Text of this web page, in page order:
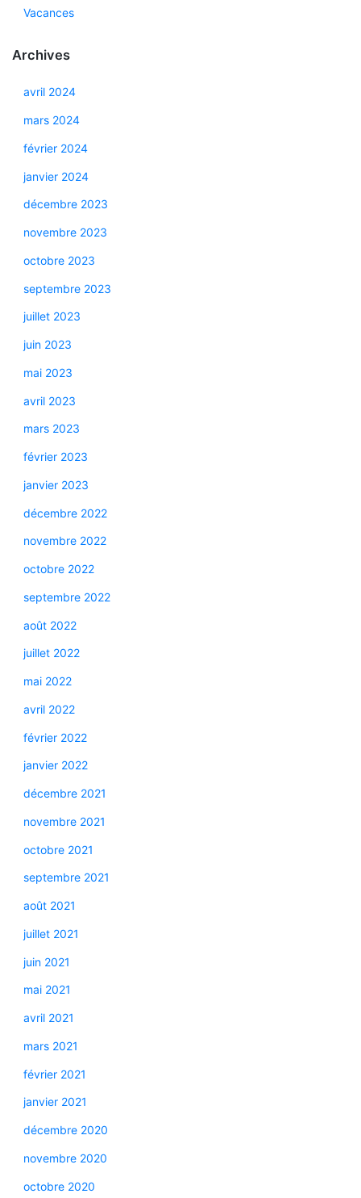
Vacances
Archives
avril 2024
mars 2024
février 2024
janvier 2024
décembre 2023
novembre 2023
octobre 2023
septembre 2023
juillet 2023
juin 2023
mai 2023
avril 2023
mars 2023
février 2023
janvier 2023
décembre 2022
novembre 2022
octobre 2022
septembre 2022
août 2022
juillet 2022
mai 2022
avril 2022
février 2022
janvier 2022
décembre 2021
novembre 2021
octobre 2021
septembre 2021
août 2021
juillet 2021
juin 2021
mai 2021
avril 2021
mars 2021
février 2021
janvier 2021
décembre 2020
novembre 2020
octobre 2020